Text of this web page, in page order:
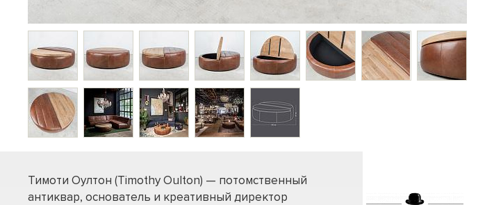
Тимоти Оултон (Timothy Oulton) — потомственный
антиквар, основатель и креативный директор